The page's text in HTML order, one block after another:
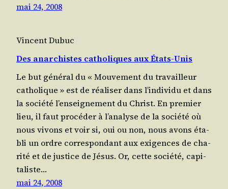
mai 24, 2008
Vincent Dubuc
Des anarchistes catholiques aux États-Unis
Le but général du « Mou­ve­ment du tra­vailleur
catho­lique » est de réaliser dans l’individu et dans
la socié­té l’enseignement du Christ. En pre­mier
lieu, il faut pro­cé­der à l’analyse de la socié­té où
nous vivons et voir si, oui ou non, nous avons éta­
bli un ordre cor­res­pon­dant aux exi­gences de cha­
ri­té et de jus­tice de Jésus. Or, cette socié­té, capi­
ta­liste…
mai 24, 2008